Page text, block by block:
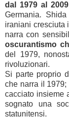
dal 1979 al 2009
Germania.
iraniani cresciuta
narra con
oscurantismo
del 1979,
rivoluzionari.
Si parte proprio
che narra il
cacciato insieme
sognato una
statunitensi.